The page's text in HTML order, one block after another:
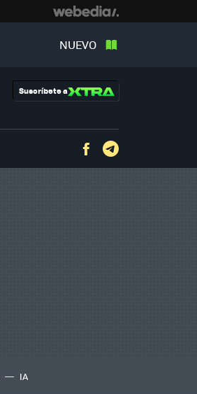
NUEVO
Suscríbete a
Facebook
IA